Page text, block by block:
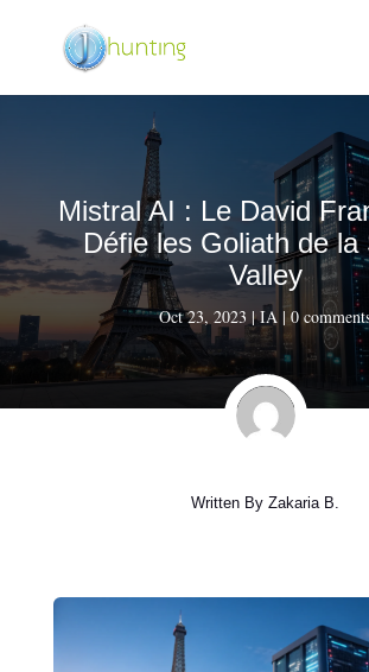
Mistral AI : Le David
Défie les Goliath de la
Valley
Oct 23, 2023 |IA |0
Written ByZakaria B.